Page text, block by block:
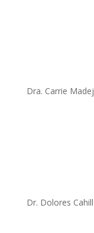
Dra. Carrie Madej
Dr. Dolores Cahill